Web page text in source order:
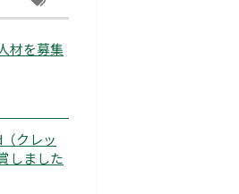
材を募集
クレッ
しました